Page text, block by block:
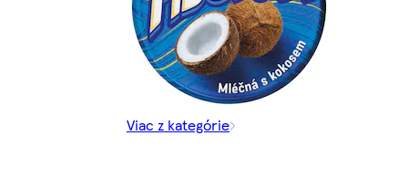
Viac z kategórie